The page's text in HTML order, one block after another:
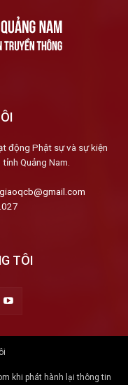
động Phật sự và sự kiện
Quảng Nam.
TÔI
khi phát hành lại thông tin